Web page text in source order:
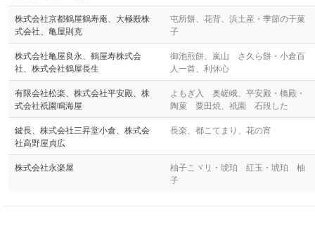
株式会社京都鶴屋鶴寿庵、大極殿株
式会社、亀屋則克
屯所餅、花背、浜土産・季節の干菓
子
株式会社亀屋良永、鶴屋寿株式会
社、株式会社鶴屋長生
御池煎餅、嵐山 さ久ら餅・小倉百
人一首、利休心
有限会社松楽、株式会社平安殿、株
式会社祇園鳴海屋
よもぎ入 奥嵯峨、平安殿・橋殿・
陶菓 粟田焼、祇園 石段した
鍵長、株式会社三昇堂小倉、株式会
社高野屋貞広
長楽、都こてまり、花の宵
株式会社永楽屋
柚子こヾリ・琥珀 紅玉・琥珀 柚
子